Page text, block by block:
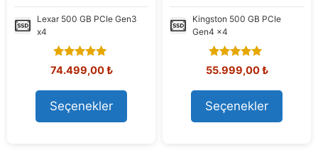
Lexar 500 GB PCIe Gen3
x4
5.00
out of 5
Orijinal
80.291,15 ₺.
74.499,00₺Şu
Seçenekler
Kingston 500 GB PCIe
Gen4 x4
5.00
out of 5
Orijinal
61.595,93 ₺.
55.999,00₺Şu
Seçenekler